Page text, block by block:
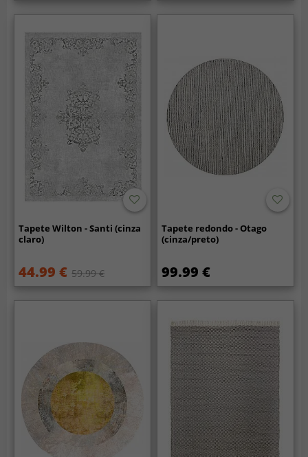
Tapete Wilton - Santi (cinza
claro)
44.99 € 59.99 €
Tapete redondo - Otago
(cinza/preto)
99.99 €